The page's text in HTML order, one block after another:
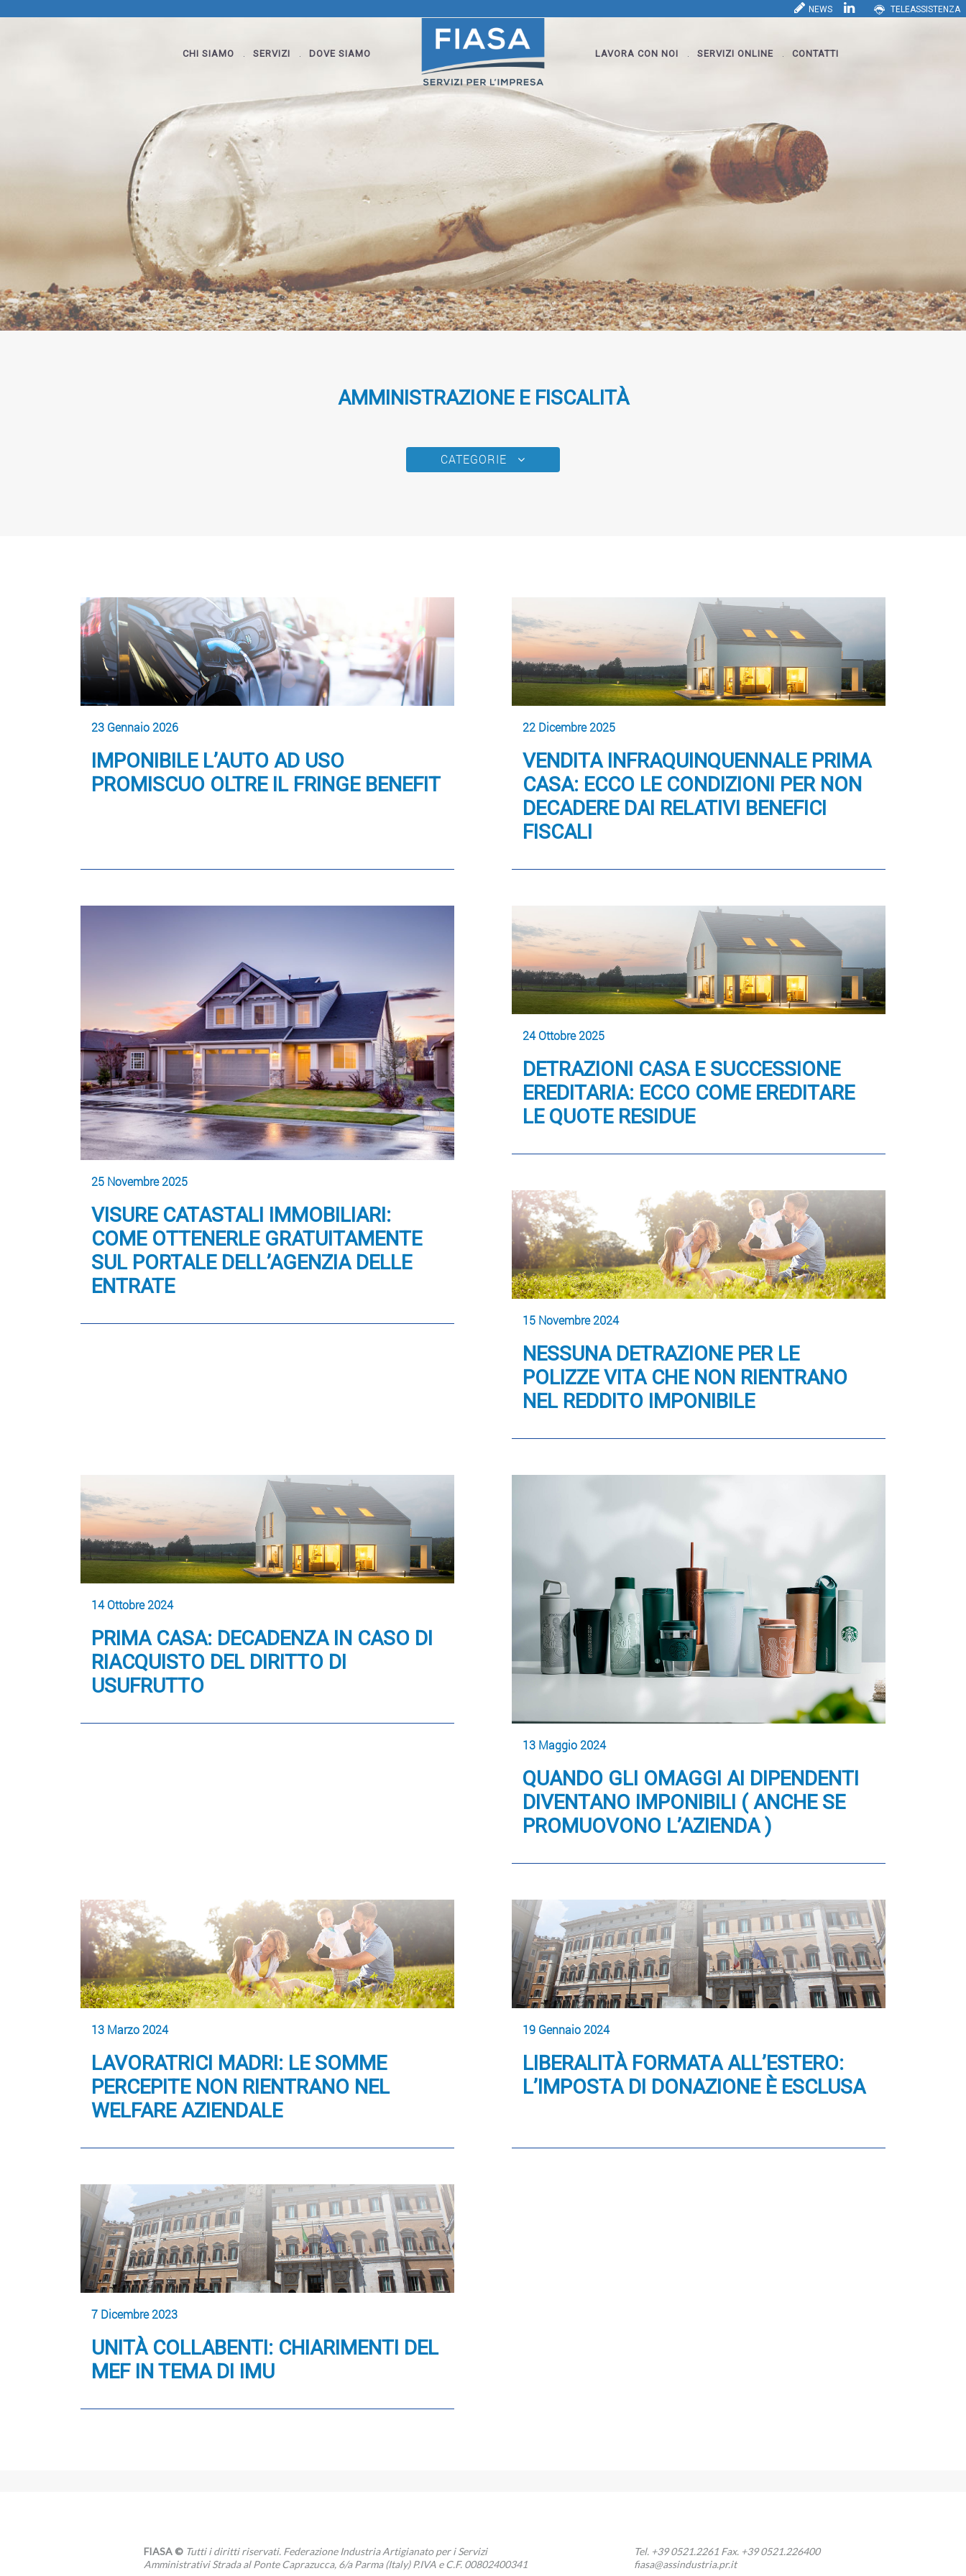
NEWS TELEASSISTENZA
CHI SIAMO SERVIZI DOVE SIAMO LAVORA CON NOI SERVIZI ONLINE CONTATTI
AMMINISTRAZIONE E FISCALITÀ
CATEGORIE
23 Gennaio 2026
IMPONIBILE L’AUTO AD USO
PROMISCUO OLTRE IL FRINGE BENEFIT
22 Dicembre 2025
VENDITA INFRAQUINQUENNALE PRIMA
CASA: ECCO LE CONDIZIONI PER NON
DECADERE DAI RELATIVI BENEFICI
FISCALI
25 Novembre 2025
VISURE CATASTALI IMMOBILIARI:
COME OTTENERLE GRATUITAMENTE
SUL PORTALE DELL’AGENZIA DELLE
ENTRATE
24 Ottobre 2025
DETRAZIONI CASA E SUCCESSIONE
EREDITARIA: ECCO COME EREDITARE
LE QUOTE RESIDUE
15 Novembre 2024
NESSUNA DETRAZIONE PER LE
POLIZZE VITA CHE NON RIENTRANO
NEL REDDITO IMPONIBILE
14 Ottobre 2024
PRIMA CASA: DECADENZA IN CASO DI
RIACQUISTO DEL DIRITTO DI
USUFRUTTO
13 Maggio 2024
QUANDO GLI OMAGGI AI DIPENDENTI
DIVENTANO IMPONIBILI ( ANCHE SE
PROMUOVONO L’AZIENDA )
13 Marzo 2024
LAVORATRICI MADRI: LE SOMME
PERCEPITE NON RIENTRANO NEL
WELFARE AZIENDALE
19 Gennaio 2024
LIBERALITÀ FORMATA ALL’ESTERO:
L’IMPOSTA DI DONAZIONE È ESCLUSA
7 Dicembre 2023
UNITÀ COLLABENTI: CHIARIMENTI DEL
MEF IN TEMA DI IMU
FIASA ©Tutti i diritti riservati. Federazione Industria Artigianato per i Servizi
Amministrativi Strada al Ponte Caprazucca, 6/a Parma (Italy) P.IVA e C.F. 00802400341
Tel. +39 0521.2261 Fax. +39 0521.226400
fiasa@assindustria.pr.it